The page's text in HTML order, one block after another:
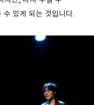
수 있게 되는 것입니다.